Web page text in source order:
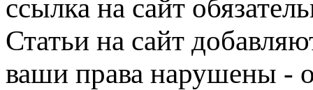
ссылка на сайт
Статьи на сайт
ваши права нарушены -